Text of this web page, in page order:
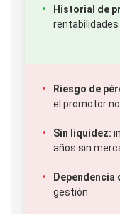
Historial de
rentabilidades
Riesgo de
el promotor
Sin liquidez:
años sin
Dependencia
gestión.